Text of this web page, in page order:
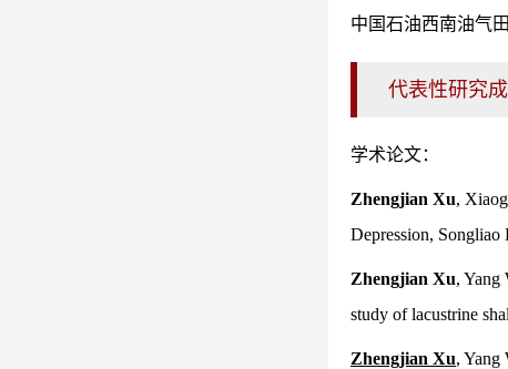
中国石油西南油气
代表性研究
学术论文：
Zhengjian Xu,
Depression, Songliao
Zhengjian Xu, Yang
study of lacustrine
Zhengjian Xu, Yang